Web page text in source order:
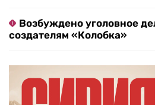
Возбуждено уголовное
создателям «Колобка»